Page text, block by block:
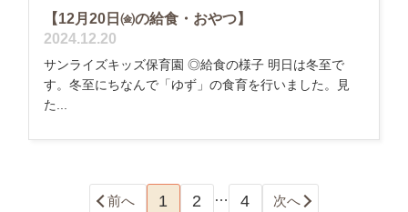
【12月20日㈮の給食・おやつ】
2024.12.20
サンライズキッズ保育園 ◎給食の様子 明日は冬至で
す。冬至にちなんで「ゆず」の食育を行いました。見
た...
前へ 1 2 … 4 次へ